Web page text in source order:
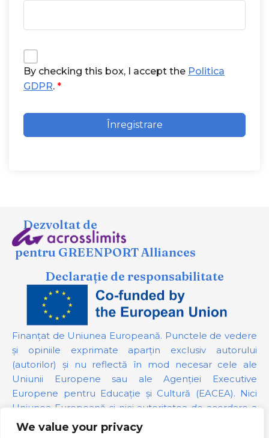
We value your privacy
By checking this box, I accept the Politica
GDPR.
Înregistrare
Dezvoltat de
pentru GREENPORT Alliances
Declarație de responsabilitate
Finanțat de Uniunea Europeană. Punctele de vedere
și opiniile exprimate aparțin exclusiv autorului
(autorilor) și nu reflectă în mod necesar cele ale
Uniunii Europene sau ale Agenției Executive
Europene pentru Educație și Cultură (EACEA). Nici
Uniunea Europeană și nici autoritatea de acordare a
finanțării nu pot fi trase la răspundere pentru acestea.